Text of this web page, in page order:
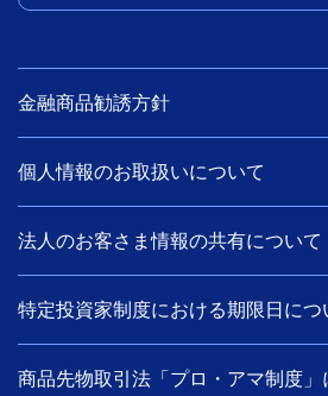
金融商品勧誘方針
個人情報のお取扱いについて
法人のお客さま情報の共有について
特定投資家制度における期限日につ
商品先物取引法「プロ・アマ制度